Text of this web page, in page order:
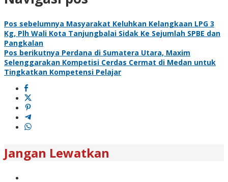
Pos sebelumnya Masyarakat Keluhkan Kelangkaan LPG 3
Kg, Plh Wali Kota Tanjungbalai Sidak Ke Sejumlah SPBE dan
Pangkalan
Pos berikutnya Perdana di Sumatera Utara, Maxim
Selenggarakan Kompetisi Cerdas Cermat di Medan untuk
Tingkatkan Kompetensi Pelajar
Jangan Lewatkan